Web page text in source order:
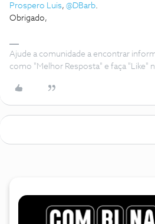
Prospero Luis, @DBarb.
Obrigado,
Ajude a comunidade a encontrar
como "Melhor Resposta" e faça "Like"